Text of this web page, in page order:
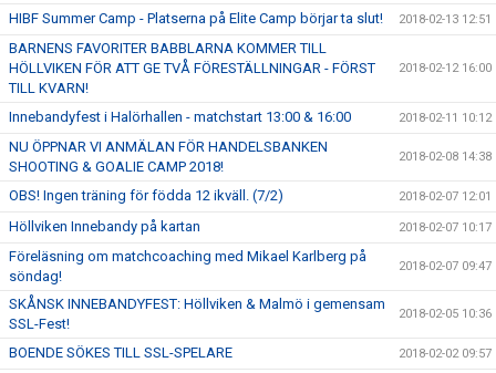
HIBF Summer Camp - Platserna på Elite Camp börjar ta slut! 2018-02-13 12:51
BARNENS FAVORITER BABBLARNA KOMMER TILL
HÖLLVIKEN FÖR ATT GE TVÅ FÖRESTÄLLNINGAR - FÖRST
TILL KVARN!
2018-02-12 16:00
Innebandyfest i Halörhallen - matchstart 13:00 & 16:00 2018-02-11 10:12
NU ÖPPNAR VI ANMÄLAN FÖR HANDELSBANKEN
SHOOTING & GOALIE CAMP 2018!
2018-02-08 14:38
OBS! Ingen träning för födda 12 ikväll. (7/2) 2018-02-07 12:01
Höllviken Innebandy på kartan 2018-02-07 10:17
Föreläsning om matchcoaching med Mikael Karlberg på
söndag!
2018-02-07 09:47
SKÅNSK INNEBANDYFEST: Höllviken & Malmö i gemensam
SSL-Fest!
2018-02-05 10:36
BOENDE SÖKES TILL SSL-SPELARE 2018-02-02 09:57